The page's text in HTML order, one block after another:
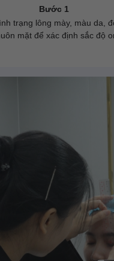
Bước 1
trạng lông mày, màu da,
mặt để xác định sắc độ